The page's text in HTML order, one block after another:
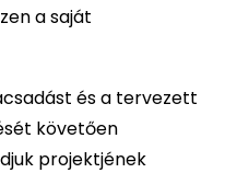
a saját
és a tervezett
követően
projektjének